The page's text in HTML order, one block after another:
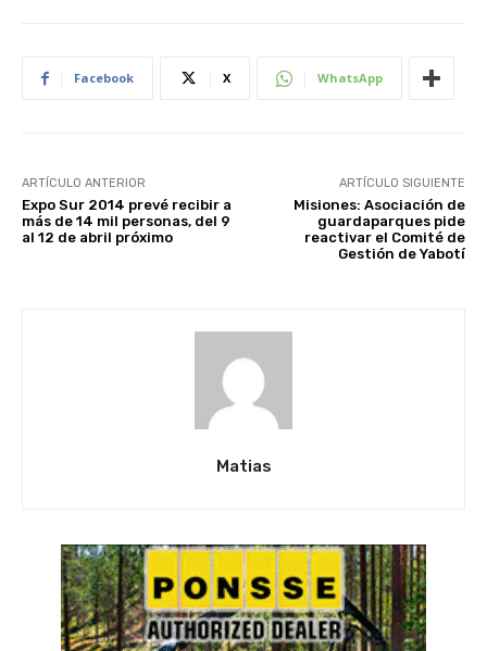
Facebook X WhatsApp
ARTÍCULO ANTERIOR
Expo Sur 2014 prevé recibir a
más de 14 mil personas, del 9
al 12 de abril próximo
ARTÍCULO SIGUIENTE
Misiones: Asociación de
guardaparques pide
reactivar el Comité de
Gestión de Yabotí
Matias